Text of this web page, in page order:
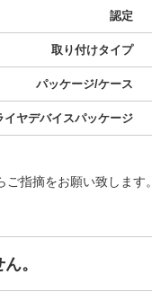
認定
取り付けタイプ
パッケージ/ケース
イヤデバイスパッケージ
指摘をお願い致します。
。